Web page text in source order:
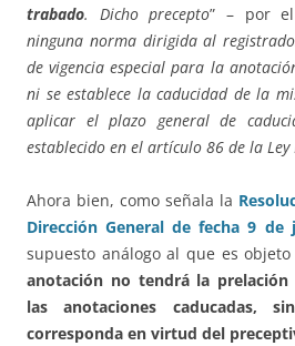
trabado. Dicho precepto” – por
ninguna norma dirigida al
de vigencia especial para la
ni se establece la caducidad de la
aplicar el plazo general de
establecido en el artículo 86 de la
Ahora bien, como señala la
Dirección General de fecha 9 de
supuesto análogo al que es
anotación no tendrá la
las anotaciones caducadas,
corresponda en virtud del